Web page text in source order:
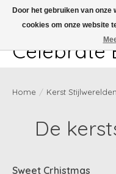
White-glove delivery available
Celebrate
Home / Kerst
De
Sweet Crhistmas
Door het gebruiken van
cookies om onze website